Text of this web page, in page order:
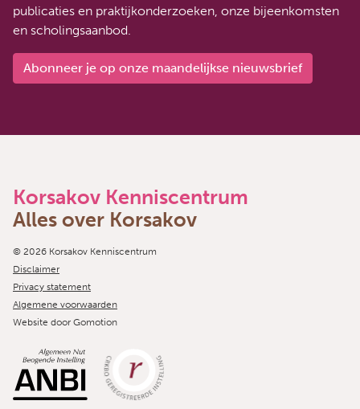
publicaties en praktijkonderzoeken, onze bijeenkomsten
en scholingsaanbod.
Abonneer je op onze maandelijkse nieuwsbrief
Korsakov Kenniscentrum
Alles over Korsakov
Copyright navigation
© 2026 Korsakov Kenniscentrum
Disclaimer
Privacy statement
Algemene voorwaarden
Website door Gomotion